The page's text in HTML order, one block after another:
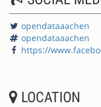
opendataaachen
opendataaachen
https://
LOCATION